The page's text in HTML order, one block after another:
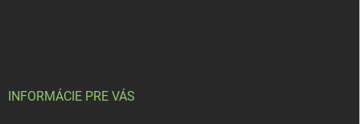
INFORMÁCIE PRE VÁS